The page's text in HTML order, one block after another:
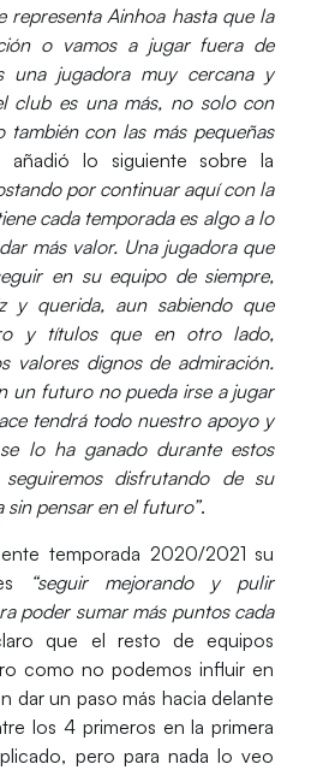
representa Ainhoa hasta que la
o vamos a jugar fuera de
una jugadora muy cercana y
club es una más, no solo con
también con las más pequeñas
añadió lo siguiente sobre la
por continuar aquí con la
cada temporada es algo a lo
más valor. Una jugadora que
en su equipo de siempre,
y querida, aun sabiendo que
y títulos que en otro lado,
valores dignos de admiración.
un futuro no pueda irse a jugar
tendrá todo nuestro apoyo y
lo ha ganado durante estos
disfrutando de su
sin pensar en el futuro”.
temporada 2020/2021 su
“seguir mejorando y pulir
poder sumar más puntos cada
que el resto de equipos
como no podemos influir en
dar un paso más hacia delante
los 4 primeros en la primera
pero para nada lo veo